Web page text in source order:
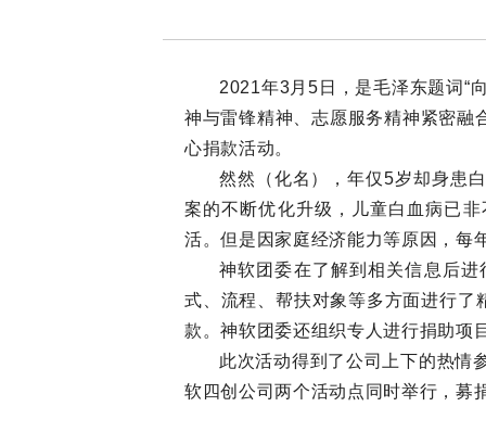
2021年3月5 日，是毛泽东题词“
神与雷锋精神、志愿服务精神紧密融
心捐款活动。
然然（化名），年仅5岁却身患
案的不断优化升级，儿童白血病已
活。但是因家庭经济能力等原因，每
神软团委在了解到相关信息后
式、流程、帮扶对象等多方面进行了
款。神软团委还组织专人进行捐助项
此次活动得到了公司上下的热情
软四创公司两个活动点同时举行，募